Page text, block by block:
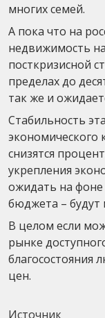
многих семей.
А пока что на
недвижимость
посткризисной
пределах до
так же и
Стабильность
экономического
снизятся
укрепления
ожидать на фоне
бюджета – будут
В целом если
рынке
благосостояния
цен.
Источник